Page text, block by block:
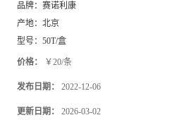
品牌： 赛诺利康
产地： 北京
型号： 50T/盒
价格： ￥20/条
发布日期： 2022-12-06
更新日期： 2026-03-02